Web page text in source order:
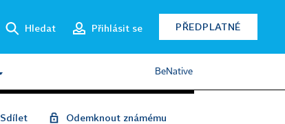
Hledat Přihlásit se PŘEDPLATNÉ
BeNative
Sdílet Odemknout známému